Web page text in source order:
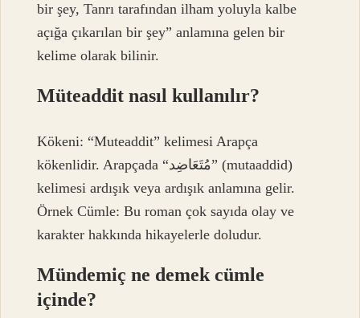
bir şey, Tanrı tarafından ilham yoluyla kalbe
açığa çıkarılan bir şey” anlamına gelen bir
kelime olarak bilinir.
Müteaddit nasıl kullanılır?
Kökeni: “Muteaddit” kelimesi Arapça
kökenlidir. Arapçada “مُتَعَاضِد” (mutaaddid)
kelimesi ardışık veya ardışık anlamına gelir.
Örnek Cümle: Bu roman çok sayıda olay ve
karakter hakkında hikayelerle doludur.
Mündemiç ne demek cümle
içinde?